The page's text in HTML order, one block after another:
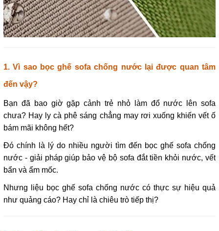
1. Vì sao bọc ghế sofa chống nước lại được quan tâm
đến vậy?
Bạn đã bao giờ gặp cảnh trẻ nhỏ làm đổ nước lên sofa
chưa? Hay ly cà phê sáng chẳng may rơi xuống khiến vết ố
bám mãi không hết?
Đó chính là lý do nhiều người tìm đến bọc ghế sofa chống
nước - giải pháp giúp bảo vệ bộ sofa đắt tiền khỏi nước, vết
bẩn và ẩm mốc.
Nhưng liệu bọc ghế sofa chống nước có thực sự hiệu quả
như quảng cáo? Hay chỉ là chiêu trò tiếp thị?